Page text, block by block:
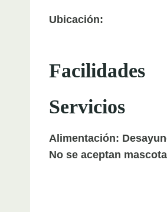
Ubicación:
Facilidades
Servicios
Alimentación:
No se aceptan